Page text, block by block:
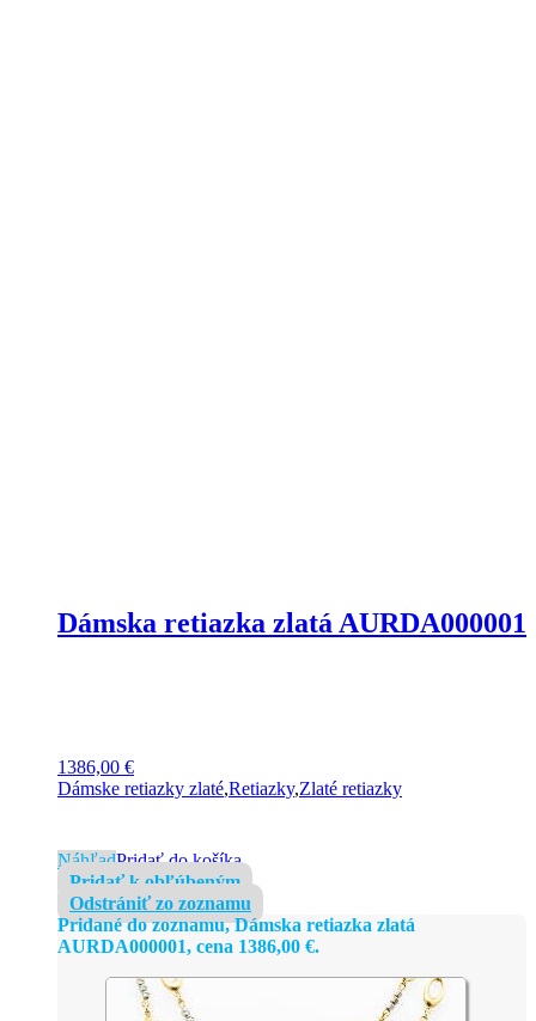
Dámska retiazka zlatá AURDA000001
1386,00 €
Dámske retiazky zlaté,Retiazky,Zlaté retiazky
NáhľadPridať do košíka
Pridať k obľúbeným
Odstrániť zo zoznamu
Pridané do zoznamu, Dámska retiazka zlatá
AURDA000001, cena 1386,00 €.